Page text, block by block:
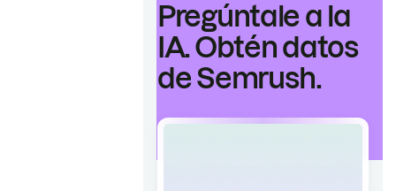
Pregúntale a la
IA. Obtén datos
de Semrush.